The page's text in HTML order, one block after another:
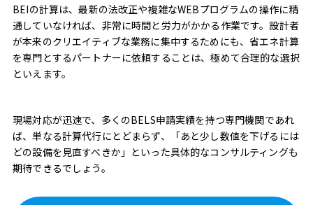
BEIの計算は、最新の法改正や複雑なWEBプログラムの操作に精
通していなければ、非常に時間と労力がかかる作業です。設計者
が本来のクリエイティブな業務に集中するためにも、省エネ計算
を専門とするパートナーに依頼することは、極めて合理的な選択
といえます。
現場対応が迅速で、多くのBELS申請実績を持つ専門機関であれ
ば、単なる計算代行にとどまらず、「あと少し数値を下げるには
どの設備を見直すべきか」といった具体的なコンサルティングも
期待できるでしょう。